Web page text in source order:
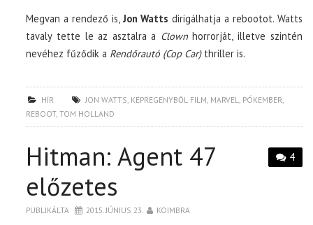
Megvan a rendező is, Jon Watts dirigálhatja a rebootot. Watts
tavaly tette le az asztalra a Clownhorrorját, illetve szintén
nevéhez fűződik a Rendőrautó (Cop Car)thriller is.
HÍR JON WATTS, KÉPREGÉNYBŐL FILM, MARVEL, PÓKEMBER,
REBOOT,TOM HOLLAND
4
Hitman: Agent 47
előzetes
PUBLIKÁLTA 2015. JÚNIUS 23. KOIMBRA